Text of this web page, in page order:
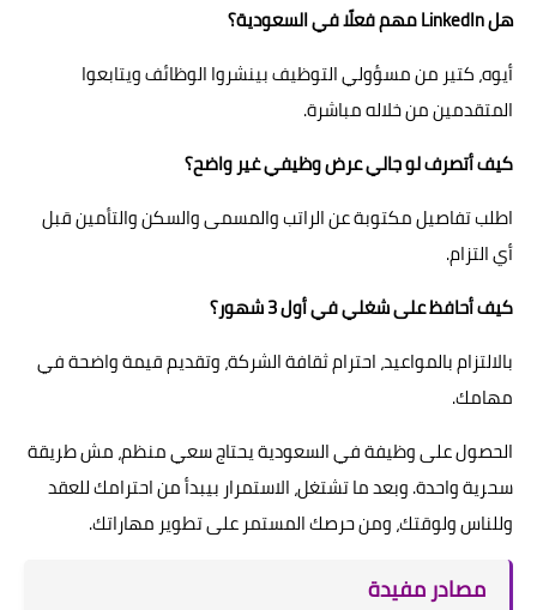
هل LinkedIn مهم فعلًا في السعودية؟
أيوه، كتير من مسؤولي التوظيف بينشروا الوظائف ويتابعوا
المتقدمين من خلاله مباشرة.
كيف أتصرف لو جالي عرض وظيفي غير واضح؟
اطلب تفاصيل مكتوبة عن الراتب والمسمى والسكن والتأمين قبل
أي التزام.
كيف أحافظ على شغلي في أول 3 شهور؟
بالالتزام بالمواعيد، احترام ثقافة الشركة، وتقديم قيمة واضحة في
مهامك.
الحصول على وظيفة في السعودية يحتاج سعي منظم، مش طريقة
سحرية واحدة. وبعد ما تشتغل، الاستمرار بيبدأ من احترامك للعقد
وللناس ولوقتك، ومن حرصك المستمر على تطوير مهاراتك.
مصادر مفيدة